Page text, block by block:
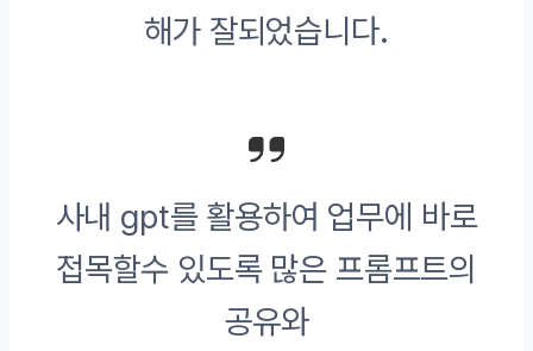
해가 잘되었습니다.
사내 gpt를 활용하여 업무에 바로
접목할수 있도록 많은 프롬프트의
공유와